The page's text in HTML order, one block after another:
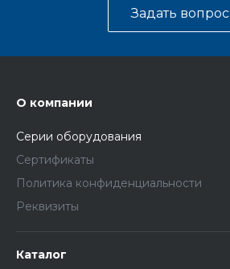
Задать вопрос
О компании
Серии оборудования
Сертификаты
Политика конфиденциальности
Реквизиты
Каталог